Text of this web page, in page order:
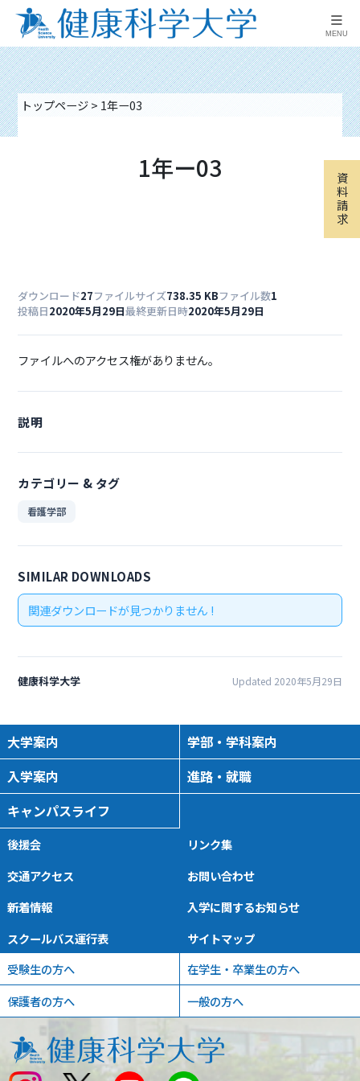
≡
MENU
資
料
請
求
トップページ> 1年ー03
1年ー03
ダウンロード27ファイルサイズ738.35 KBファイル数1
投稿日2020年5月29日最終更新日時2020年5月29日
ファイルへのアクセス権がありません。
説明
カテゴリー & タグ
看護学部
SIMILAR DOWNLOADS
関連ダウンロードが見つかりません !
健康科学大学 Updated 2020年5月29日
大学案内
学部・学科案内
入学案内
進路・就職
キャンパスライフ
後援会
リンク集
交通アクセス
お問い合わせ
新着情報
入学に関するお知らせ
スクールバス運行表
サイトマップ
受験生の方へ
在学生・卒業生の方へ
保護者の方へ
一般の方へ